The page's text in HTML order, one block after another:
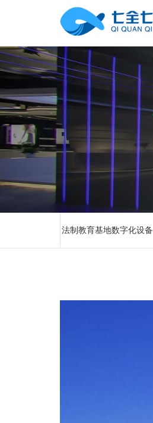
首页
法制教育基地
廉洁廉政展厅
党性教育基地
智慧农业项目
产品中心
法制教育基地数字化设备
禁毒教育基地设备
展厅多媒体设备
购买指南
关于我们
企业文化
法制教育基地数字化设备